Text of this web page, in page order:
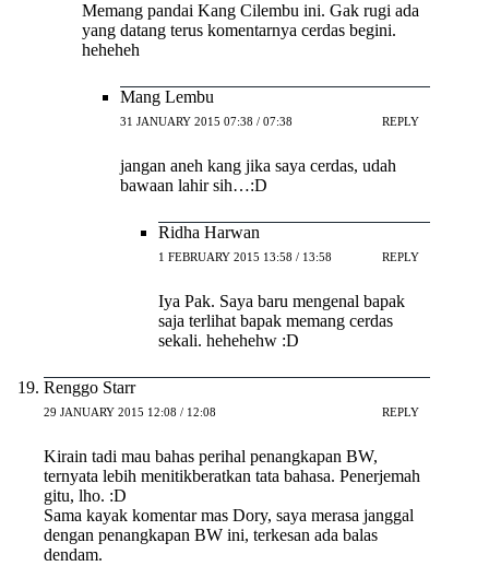
Memang pandai Kang Cilembu ini. Gak rugi ada
yang datang terus komentarnya cerdas begini.
heheheh
Mang Lembu
31 JANUARY 2015 07:38 / 07:38 REPLY
jangan aneh kang jika saya cerdas, udah
bawaan lahir sih…:D
Ridha Harwan
1 FEBRUARY 2015 13:58 / 13:58 REPLY
Iya Pak. Saya baru mengenal bapak
saja terlihat bapak memang cerdas
sekali. hehehehw :D
Renggo Starr
29 JANUARY 2015 12:08 / 12:08 REPLY
Kirain tadi mau bahas perihal penangkapan BW,
ternyata lebih menitikberatkan tata bahasa. Penerjemah
gitu, lho. :D
Sama kayak komentar mas Dory, saya merasa janggal
dengan penangkapan BW ini, terkesan ada balas
dendam.